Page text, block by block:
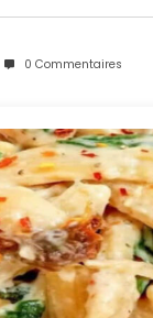
0 Commentaires